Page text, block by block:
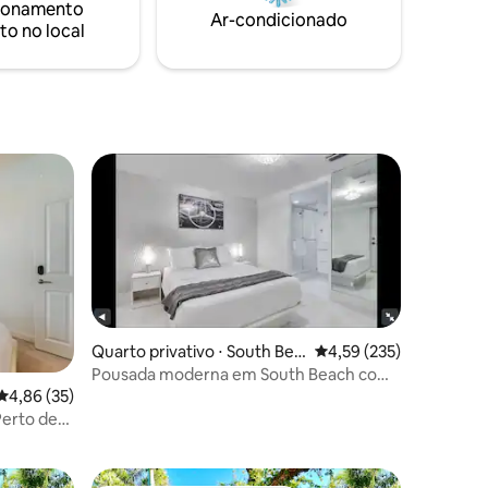
no local
Ar-condicionado
de uma avaliação média de 5, 35 avaliações
4,86 (35)
de
Quarto privativo ⋅ South Bea
ch
4,59 de uma avaliação
4,59 (235)
Pousada moderna em South Beach com